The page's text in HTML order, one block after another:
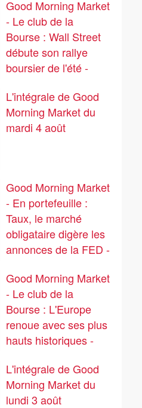
Good Morning Market
- Le club de la
Bourse : Wall Street
débute son rallye
boursier de l'été -
L'intégrale de Good
Morning Market du
mardi 4 août
Good Morning Market
- En portefeuille :
Taux, le marché
obligataire digère les
annonces de la FED -
Good Morning Market
- Le club de la
Bourse : L'Europe
renoue avec ses plus
hauts historiques -
L'intégrale de Good
Morning Market du
lundi 3 août